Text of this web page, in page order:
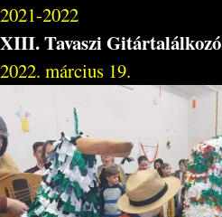
2021-2022
XIII. Tavaszi Gitártalálkozó
2022. március 19.